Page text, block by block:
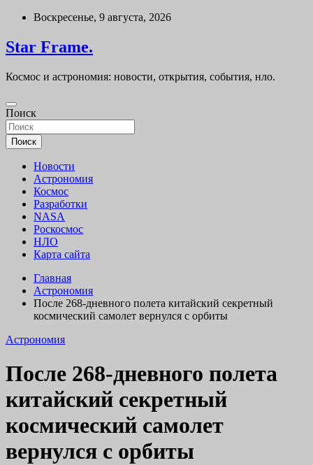
Перейти
содержимому
Воскресенье, 9 августа, 2026
Star Frame.
Космос и астрономия: новости, открытия, события, нло.
Поиск
Поиск
Новости
Астрономия
Космос
Разработки
NASA
Роскосмос
НЛО
Карта сайта
Главная
Астрономия
После 268-дневного полета китайский секретный
космический самолет вернулся с орбиты
Астрономия
После 268-дневного полета
китайский секретный
космический самолет
вернулся с орбиты